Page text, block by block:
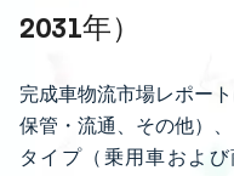
2031年）
完成車物流市場レポー
保管・流通、その他）
タイプ（乗用車およ